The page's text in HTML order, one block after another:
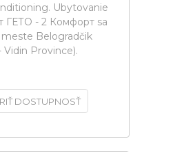
Ubytovanie
ГЕТО - 2 Комфорт sa
meste Belogradčik
Vidin Province).
DOSTUPNOSŤ